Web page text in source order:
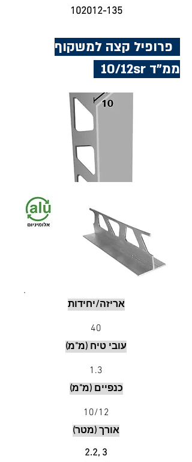
102012-135
פרופיל קצה למשקוף
ממ"ד 10/12sr
אריזה/יחידות
40
עובי טיח (מ"מ)
1.3
כנפיים (מ"מ)
10/12
אורך (מטר)
2.2, 3